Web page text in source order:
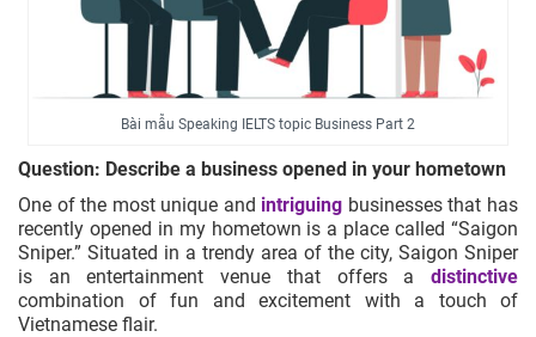
Bài mẫu Speaking IELTS topic Business Part 2
Question: Describe a business opened in your hometown
One of the most unique and intriguing businesses that has
recently opened in my hometown is a place called “Saigon
Sniper.” Situated in a trendy area of the city, Saigon Sniper
is an entertainment venue that offers a distinctive
combination of fun and excitement with a touch of
Vietnamese flair.